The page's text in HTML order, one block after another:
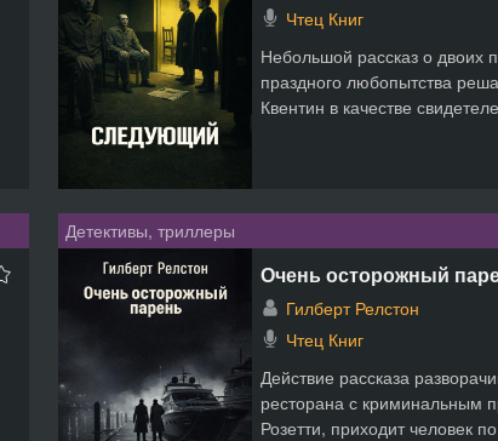
Чтец Книг
Небольшой рассказ о двоих
праздного любопытства
Квентин в качестве
Детективы, триллеры
Очень осторожный
Гилберт Релстон
Чтец Книг
Действие рассказа
ресторана с криминальным
Розетти, приходит человек